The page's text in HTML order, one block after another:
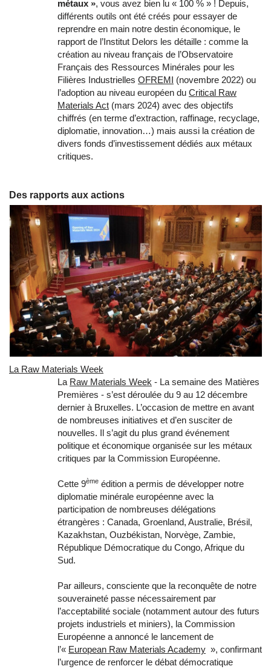
métaux », vous avez bien lu « 100 % » ! Depuis,
différents outils ont été créés pour essayer de
reprendre en main notre destin économique, le
rapport de l’Institut Delors les détaille : comme la
création au niveau français de l’Observatoire
Français des Ressources Minérales pour les
Filières Industrielles OFREMI (novembre 2022) ou
l’adoption au niveau européen du Critical Raw
Materials Act (mars 2024) avec des objectifs
chiffrés (en terme d’extraction, raffinage, recyclage,
diplomatie, innovation…) mais aussi la création de
divers fonds d’investissement dédiés aux métaux
critiques.
Des rapports aux actions
La Raw Materials Week
La Raw Materials Week - La semaine des Matières
Premières - s’est déroulée du 9 au 12 décembre
dernier à Bruxelles. L’occasion de mettre en avant
de nombreuses initiatives et d’en susciter de
nouvelles. Il s’agit du plus grand événement
politique et économique organisée sur les métaux
critiques par la Commission Européenne.
Cette 9ème édition a permis de développer notre
diplomatie minérale européenne avec la
participation de nombreuses délégations
étrangères : Canada, Groenland, Australie, Brésil,
Kazakhstan, Ouzbékistan, Norvège, Zambie,
République Démocratique du Congo, Afrique du
Sud.
Par ailleurs, consciente que la reconquête de notre
souveraineté passe nécessairement par
l’acceptabilité sociale (notamment autour des futurs
projets industriels et miniers), la Commission
Européenne a annoncé le lancement de
l’« European Raw Materials Academy », confirmant
l’urgence de renforcer le débat démocratique